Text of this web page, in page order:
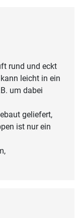
rund und eckt
leicht in ein
um dabei
geliefert,
ist nur ein